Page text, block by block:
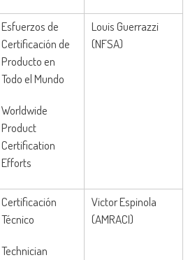
Esfuerzos de
Certificación de
Producto en
Todo el Mundo
Worldwide
Product
Certification
Efforts
Louis Guerrazzi
(NFSA)
Certificación
Técnico
Technician
Victor Espinola
(AMRACI)